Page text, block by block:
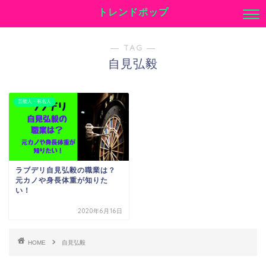
トレンドポップ
― TAG ―
自見弘毅
芸能人・有名人
ラブデリ自見弘毅の職業は？
元カノや身長体重が知りた
い！
2020年6月16日
HOME 自見弘毅